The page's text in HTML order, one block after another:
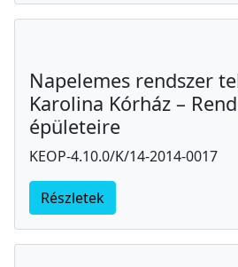
Napelemes rendszer
Karolina Kórház –
épületeire
KEOP-4.10.0/K/14-2014-0017
Részletek